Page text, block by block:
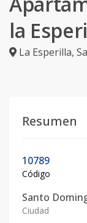
la
La Esperilla,
Resumen
10789
Código
Santo
Ciudad